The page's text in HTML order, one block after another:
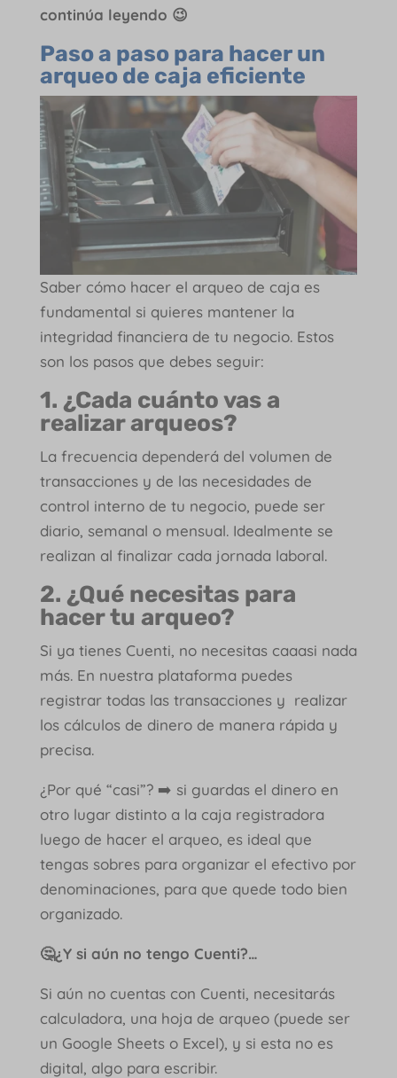
continúa leyendo 😉
Paso a paso para hacer un
arqueo de caja eficiente
Saber cómo hacer el arqueo de caja es
fundamental si quieres mantener la
integridad financiera de tu negocio. Estos
son los pasos que debes seguir:
1. ¿Cada cuánto vas a
realizar arqueos?
La frecuencia dependerá del volumen de
transacciones y de las necesidades de
control interno de tu negocio, puede ser
diario, semanal o mensual. Idealmente se
realizan al finalizar cada jornada laboral.
2. ¿Qué necesitas para
hacer tu arqueo?
Si ya tienes Cuenti, no necesitas caaasi nada
más. En nuestra plataforma puedes
registrar todas las transacciones y realizar
los cálculos de dinero de manera rápida y
precisa.
¿Por qué “casi”? ➡️ si guardas el dinero en
otro lugar distinto a la caja registradora
luego de hacer el arqueo, es ideal que
tengas sobres para organizar el efectivo por
denominaciones, para que quede todo bien
organizado.
🤔¿Y si aún no tengo Cuenti?…
Si aún no cuentas con Cuenti, necesitarás
calculadora, una hoja de arqueo (puede ser
un Google Sheets o Excel), y si esta no es
digital, algo para escribir.